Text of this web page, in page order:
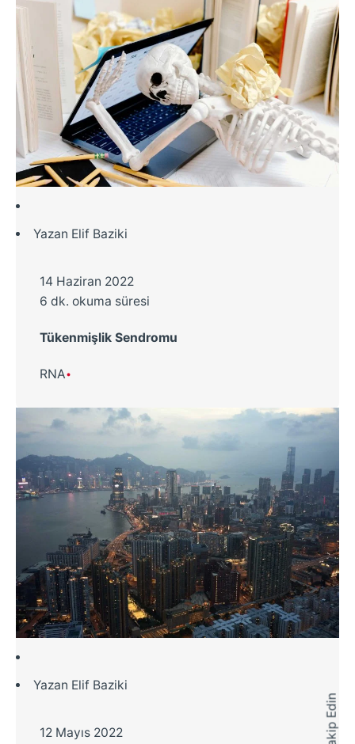
Yazan Elif Baziki
14 Haziran 2022
6 dk. okuma süresi
Tükenmişlik Sendromu
RNA
Yazan Elif Baziki
12 Mayıs 2022